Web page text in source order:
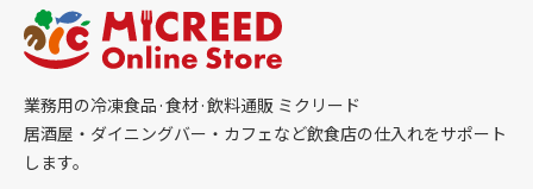
業務用の冷凍食品·食材·飲料通販 ミクリード
居酒屋・ダイニングバー・カフェなど飲食店の仕入れをサポート
します。